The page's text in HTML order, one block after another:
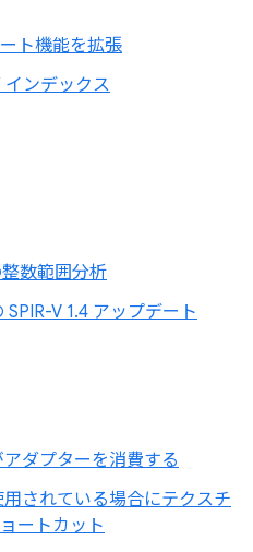
ト機能を拡張
インデックス
数範囲分析
V 1.4 アップデート
ダプターを消費する
されている場合にテクスチ
ートカット